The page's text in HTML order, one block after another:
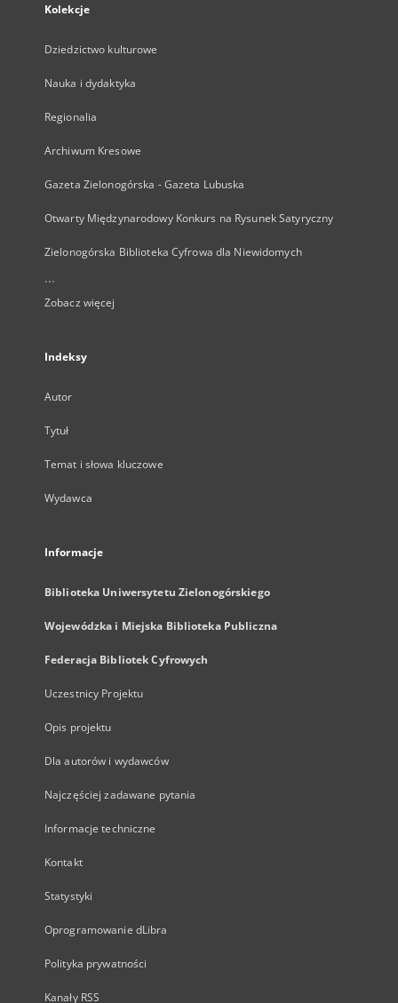
Kolekcje
Dziedzictwo kulturowe
Nauka i dydaktyka
Regionalia
Archiwum Kresowe
Gazeta Zielonogórska - Gazeta Lubuska
Otwarty Międzynarodowy Konkurs na Rysunek Satyryczny
Zielonogórska Biblioteka Cyfrowa dla Niewidomych
...
Zobacz więcej
Indeksy
Autor
Tytuł
Temat i słowa kluczowe
Wydawca
Informacje
Biblioteka Uniwersytetu Zielonogórskiego
Wojewódzka i Miejska Biblioteka Publiczna
Federacja Bibliotek Cyfrowych
Uczestnicy Projektu
Opis projektu
Dla autorów i wydawców
Najczęściej zadawane pytania
Informacje techniczne
Kontakt
Statystyki
Oprogramowanie dLibra
Polityka prywatności
Kanały RSS